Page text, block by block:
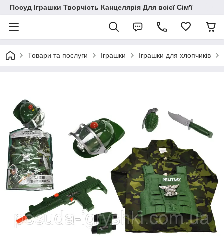
Посуд Іграшки Творчість Канцелярія Для всієї Сім'ї
Товари та послуги Іграшки Іграшки для хлопчиків